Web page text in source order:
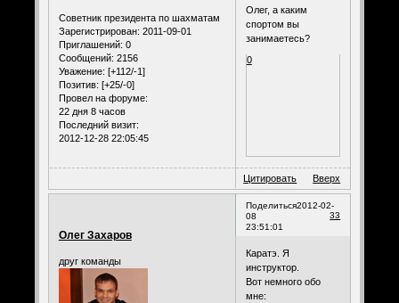
Советник президента по шахматам
Зарегистрирован: 2011-09-01
Приглашений: 0
Сообщений: 2156
Уважение: [+112/-1]
Позитив: [+25/-0]
Провел на форуме:
22 дня 8 часов
Последний визит:
2012-12-28 22:05:45
Олег, а каким
спортом вы
занимаетесь?
0
Цитировать Вверх
Поделиться
33
2012-02-
08
23:51:01
Олег Захаров
друг команды
Каратэ. Я
инструктор.
Вот немного обо
мне: